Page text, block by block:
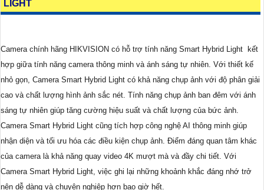
LIGHT
Camera chính hãng HIKVISION có hỗ trợ tính năng Smart Hybrid Light kết
hợp giữa tính năng camera thông minh và ánh sáng tự nhiên. Với thiết kế
nhỏ gọn, Camera Smart Hybrid Light có khả năng chụp ảnh với độ phân giải
cao và chất lượng hình ảnh sắc nét. Tính năng chụp ảnh ban đêm với ánh
sáng tự nhiên giúp tăng cường hiệu suất và chất lượng của bức ảnh.
Camera Smart Hybrid Light cũng tích hợp công nghệ AI thông minh giúp
nhận diện và tối ưu hóa các điều kiện chụp ảnh. Điểm đáng quan tâm khác
của camera là khả năng quay video 4K mượt mà và đầy chi tiết. Với
Camera Smart Hybrid Light, việc ghi lại những khoảnh khắc đáng nhớ trở
nên dễ dàng và chuyên nghiệp hơn bao giờ hết.